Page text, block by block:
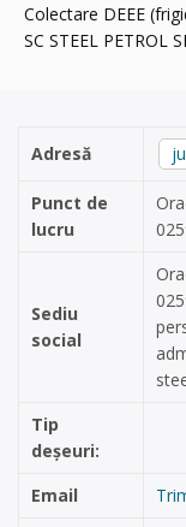
Colectare DEEE
SC STEEL PETROL
Adresă
Punct de
lucru
Sediu
social
Tip
deșeuri:
Email